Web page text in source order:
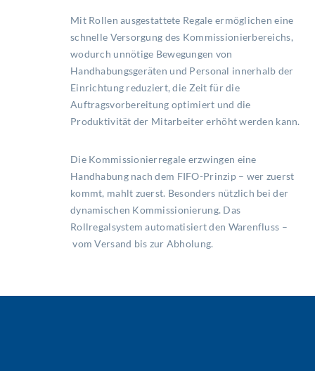
Mit Rollen ausgestattete Regale ermöglichen eine
schnelle Versorgung des Kommissionierbereichs,
wodurch unnötige Bewegungen von
Handhabungsgeräten und Personal innerhalb der
Einrichtung reduziert, die Zeit für die
Auftragsvorbereitung optimiert und die
Produktivität der Mitarbeiter erhöht werden kann.
Die Kommissionierregale erzwingen eine
Handhabung nach dem FIFO-Prinzip – wer zuerst
kommt, mahlt zuerst. Besonders nützlich bei der
dynamischen Kommissionierung. Das
Rollregalsystem automatisiert den Warenfluss –
vom Versand bis zur Abholung.